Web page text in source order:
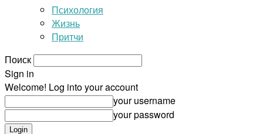
Психология
Жизнь
Притчи
Поиск
Sign in
Welcome! Log into your account
your username
your password